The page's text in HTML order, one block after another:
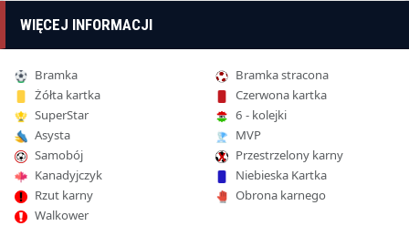
WIĘCEJ INFORMACJI
Bramka
Bramka stracona
Żółta kartka
Czerwona kartka
SuperStar
6 - kolejki
Asysta
MVP
Samobój
Przestrzelony karny
Kanadyjczyk
Niebieska Kartka
Rzut karny
Obrona karnego
Walkower